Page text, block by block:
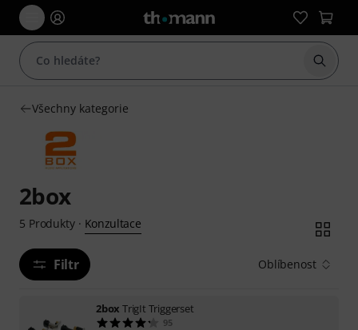
Začít
Všechny kategorie
2box
5 Produkty· Konzultace
Filtr Oblíbenost
2box TrigIt Triggerset
95